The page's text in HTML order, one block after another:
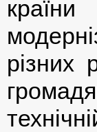
різних